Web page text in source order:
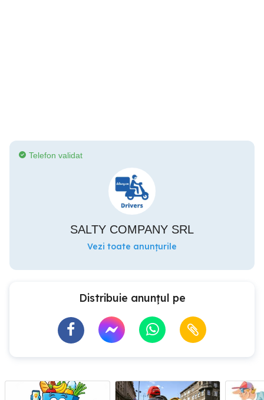
Telefon validat
SALTY COMPANY SRL
Vezi toate anunțurile
Distribuie anunțul pe